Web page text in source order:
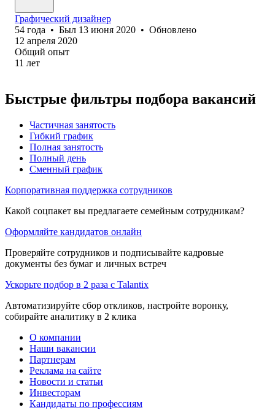
Графический дизайнер
54 года • Был 13 июня 2020 • Обновлено
12 апреля 2020
Общий опыт
11 лет
Быстрые фильтры подбора вакансий
Частичная занятость
Гибкий график
Полная занятость
Полный день
Сменный график
Корпоративная поддержка сотрудников
Какой соцпакет вы предлагаете семейным сотрудникам?
Оформляйте кандидатов онлайн
Проверяйте сотрудников и подписывайте кадровые
документы без бумаг и личных встреч
Ускорьте подбор в 2 раза с Talantix
Автоматизируйте сбор откликов, настройте воронку,
собирайте аналитику в 2 клика
О компании
Наши вакансии
Партнерам
Реклама на сайте
Новости и статьи
Инвесторам
Кандидаты по профессиям